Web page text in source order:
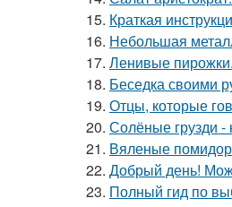
15. Краткая
16. Небольшая
17. Ленивые
18. Беседка своими
19. Отцы, которые
20. Солёные грузди -
21. Вяленые
22. Добрый день!
23. Полный гид по